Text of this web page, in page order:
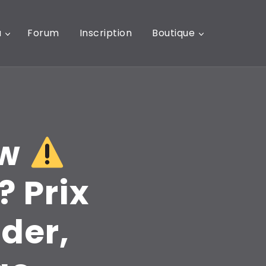
Forum Inscription Boutique
Prix